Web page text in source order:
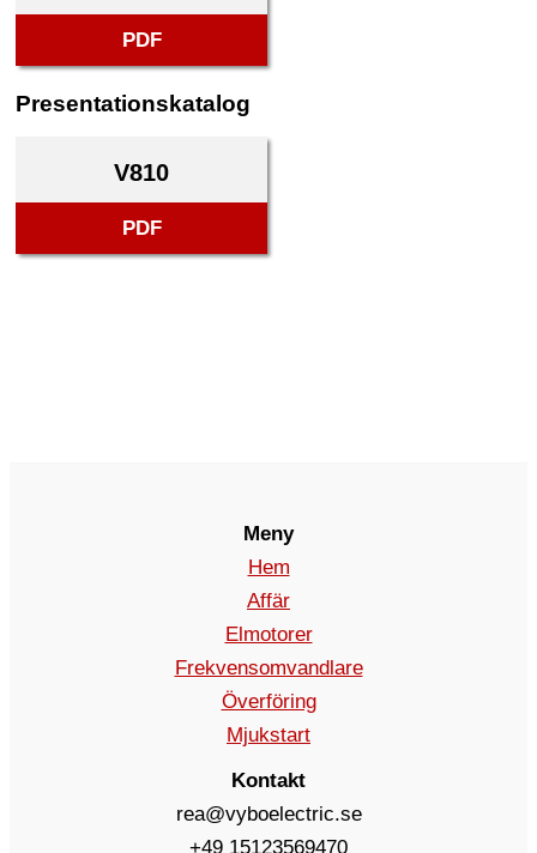
PDF
Presentationskatalog
V810
PDF
Meny
Hem
Affär
Elmotorer
Frekvensomvandlare
Överföring
Mjukstart
Kontakt
rea@vyboelectric.se
+49 15123569470